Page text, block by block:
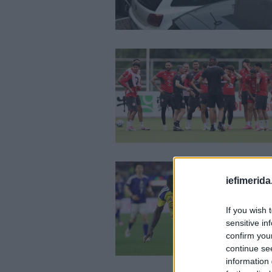
If you wish
sensitive
confirm
continue
information